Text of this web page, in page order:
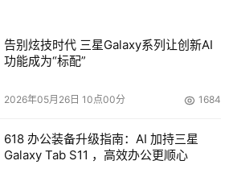
Server、Building4Media FORK和
拥有超过200家分销商。公司最新加入
Global（美国）、Global
告别炫技时代 三星Galaxy系列让创新AI
功能成为“标配”
2026年05月26日 10点00分 1684
618 办公装备升级指南：AI 加持三星
Galaxy Tab S11 ，高效办公更顺心